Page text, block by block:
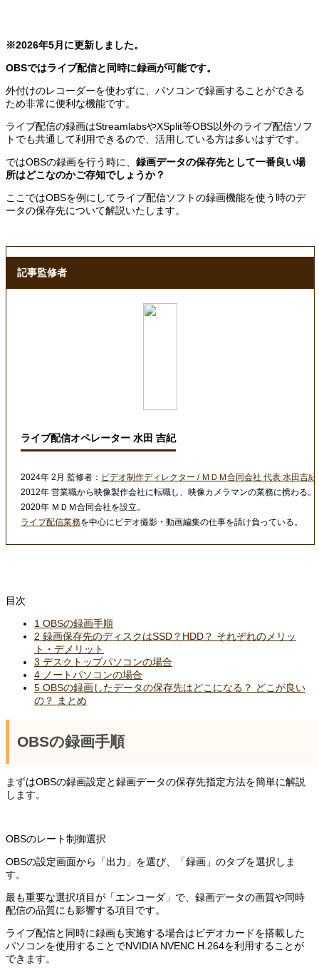
※2026年5月に更新しました。
OBSではライブ配信と同時に録画が可能です。
外付けのレコーダーを使わずに、パソコンで録画することができる
ため非常に便利な機能です。
ライブ配信の録画はStreamlabsやXSplit等OBS以外のライブ配信ソフ
トでも共通して利用できるので、活用している方は多いはずです。
ではOBSの録画を行う時に、 録画データの保存先として一番良い場
所はどこなのかご存知でしょうか？
ここではOBSを例にしてライブ配信ソフトの録画機能を使う時のデ
ータの保存先について解説いたします。
記事監修者
ライブ配信オペレーター 水田 吉紀
2024年 2月 監修者： ビデオ制作ディレクター / ＭＤＭ合同会社 代表 水田吉紀
2012年 営業職から映像製作会社に転職し、映像カメラマンの業務に携わる。
2020年 ＭＤＭ合同会社を設立。
ライブ配信業務を中心にビデオ撮影・動画編集の仕事を請け負っている。
目次
1 OBSの録画手順
2 録画保存先のディスクはSSD？HDD？ それぞれのメリッ
ト・デメリット
3 デスクトップパソコンの場合
4 ノートパソコンの場合
5 OBSの録画したデータの保存先はどこになる？ どこが良い
の？ まとめ
OBSの録画手順
まずはOBSの録画設定と録画データの保存先指定方法を簡単に解説
します。
OBSのレート制御選択
OBSの設定画面から「出力」を選び、「録画」のタブを選択しま
す。
最も重要な選択項目が「エンコーダ」で、録画データの画質や同時
配信の品質にも影響する項目です。
ライブ配信と同時に録画も実施する場合はビデオカードを搭載した
パソコンを使用することでNVIDIA NVENC H.264を利用することが
できます。